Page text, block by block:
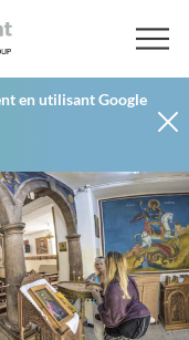
en utilisant Google